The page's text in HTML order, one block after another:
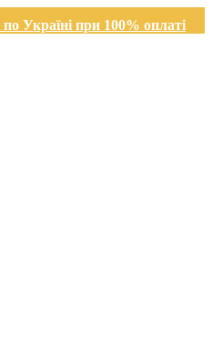
Україні при 100% оплаті